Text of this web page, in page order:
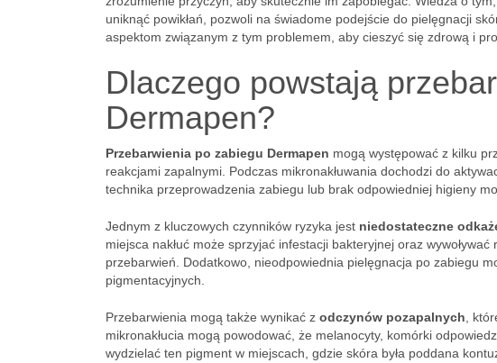
uniknąć powikłań, pozwoli na świadome podejście do pielęgnacji
aspektom związanym z tym problemem, aby cieszyć się zdrową i
Dlaczego powstają
Dermapen?
Przebarwienia po zabiegu Dermapen mogą występować z kilku
reakcjami zapalnymi. Podczas mikronakłuwania dochodzi do
technika przeprowadzenia zabiegu lub brak odpowiedniej higieny
Jednym z kluczowych czynników ryzyka jest niedostateczne
miejsca nakłuć może sprzyjać infestacji bakteryjnej oraz
przebarwień. Dodatkowo, nieodpowiednia pielęgnacja po zabiegu
pigmentacyjnych.
Przebarwienia mogą także wynikać z odczynów pozapalnych ,
mikronakłucia mogą powodować, że melanocyty, komórki
wydzielać ten pigment w miejscach, gdzie skóra była poddana